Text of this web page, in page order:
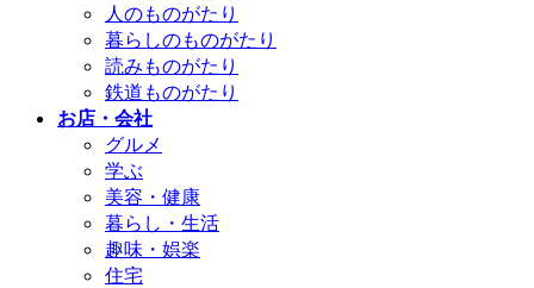
人のものがたり
暮らしのものがたり
読みものがたり
鉄道ものがたり
お店・会社
グルメ
学ぶ
美容・健康
暮らし・生活
趣味・娯楽
住宅